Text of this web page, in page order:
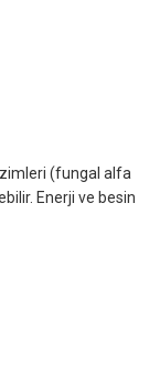
(fungal alfa
Enerji ve besin